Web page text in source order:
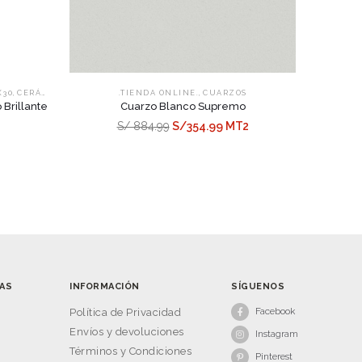
CERÁMICOS
Brillante
.TIENDA ONLINE. CUARZOS
Cuarzo Blanco Supremo
S/ 884.99S/354.99 MT2
INFORMACIÓN
Política de Privacidad
Envíos y devoluciones
Términos y Condiciones
SÍGUENOS
Facebook
Instagram
Pinterest